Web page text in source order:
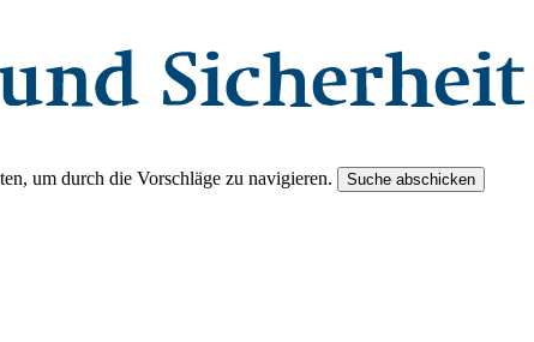
um durch die Vorschläge zu navigieren. Suche abschicken